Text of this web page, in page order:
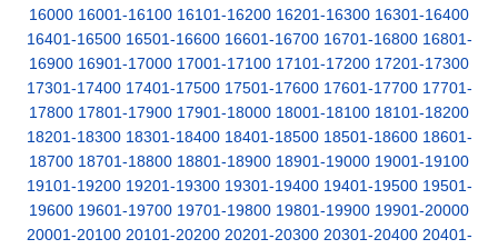
16000 16001-16100 16101-16200 16201-16300 16301-16400
16401-16500 16501-16600 16601-16700 16701-16800 16801-
16900 16901-17000 17001-17100 17101-17200 17201-17300
17301-17400 17401-17500 17501-17600 17601-17700 17701-
17800 17801-17900 17901-18000 18001-18100 18101-18200
18201-18300 18301-18400 18401-18500 18501-18600 18601-
18700 18701-18800 18801-18900 18901-19000 19001-19100
19101-19200 19201-19300 19301-19400 19401-19500 19501-
19600 19601-19700 19701-19800 19801-19900 19901-20000
20001-20100 20101-20200 20201-20300 20301-20400 20401-